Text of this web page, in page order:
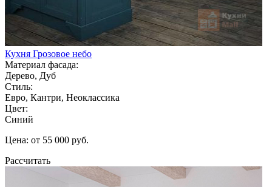
Кухня Грозовое небо
Материал фасада:
Дерево, Дуб
Стиль:
Евро, Кантри, Неоклассика
Цвет:
Синий
Цена: от 55 000 руб.
Рассчитать